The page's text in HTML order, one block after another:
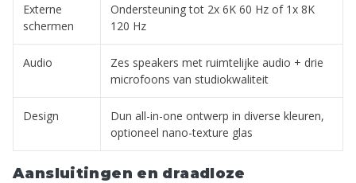
Externe
schermen
Ondersteuning tot 2x 6K 60 Hz of 1x 8K
120 Hz
Audio
Zes speakers met ruimtelijke audio + drie
microfoons van studiokwaliteit
Design
Dun all-in-one ontwerp in diverse kleuren,
optioneel nano-texture glas
Aansluitingen en draadloze